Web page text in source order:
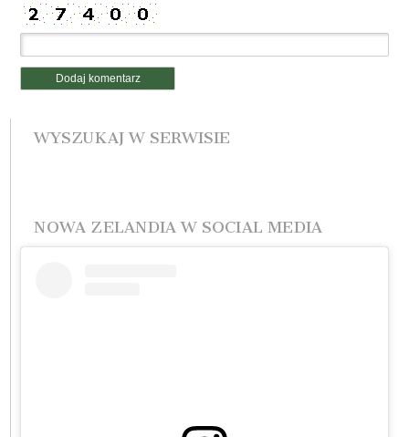
WYSZUKAJ W SERWISIE
NOWA ZELANDIA W SOCIAL MEDIA